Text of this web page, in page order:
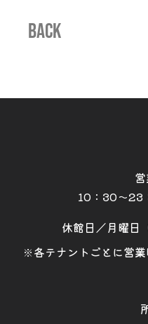
BACK
10：30～23
休館日／月曜日
※各テナントごとに営業